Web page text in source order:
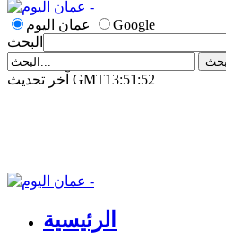
عمان اليوم
Google
البحث
آخر تحديث GMT13:51:52
الرئيسية